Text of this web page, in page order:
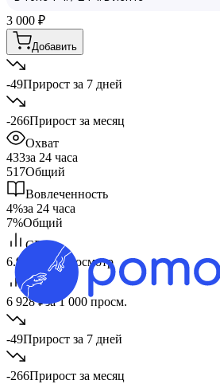
3 000 ₽
Добавить
-49Прирост за 7 дней
-266Прирост за месяц
Охват
433за 24 часа
517Общий
Вовлеченность
4%за 24 часа
7%Общий
CPV
6.93 ₽
за 1 просмотр
CPM
6 928 ₽за 1 000 просм.
-49Прирост за 7 дней
-266Прирост за месяц